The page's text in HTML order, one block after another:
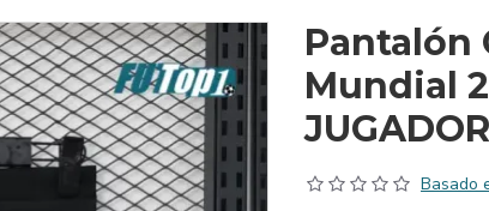
Pantalón
Mundial
Basado